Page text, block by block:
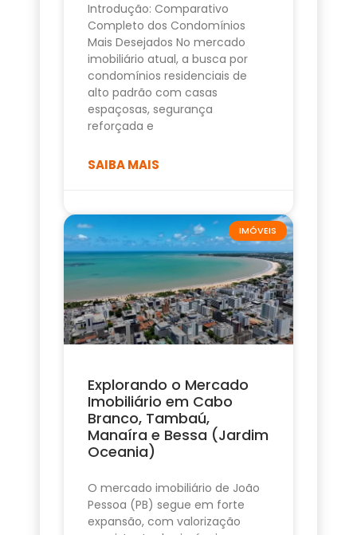
Introdução: Comparativo
Completo dos Condomínios
Mais Desejados No mercado
imobiliário atual, a busca por
condomínios residenciais de
alto padrão com casas
espaçosas, segurança
reforçada e
SAIBA MAIS
IMÓVEIS
Explorando o Mercado
Imobiliário em Cabo
Branco, Tambaú,
Manaíra e Bessa (Jardim
Oceania)
O mercado imobiliário de João
Pessoa (PB) segue em forte
expansão, com valorização